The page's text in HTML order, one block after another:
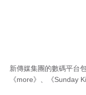
新傳媒集團的數碼平台
《more》
《Sunday